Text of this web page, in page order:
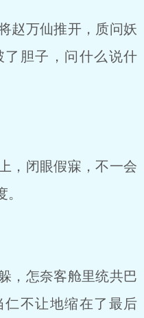
赵万仙推开，质问妖
胆子，问什么说什
，闭眼假寐，不一会
，怎奈客舱里统共巴
不让地缩在了最后